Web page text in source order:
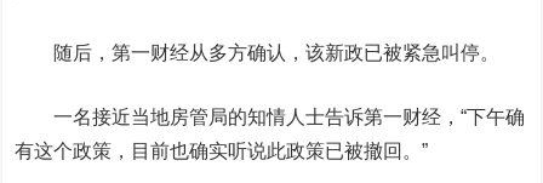
随后，第一财经从多方确认，该新政已被紧急叫停。
一名接近当地房管局的知情人士告诉第一财经，“下午确
有这个政策，目前也确实听说此政策已被撤回。”